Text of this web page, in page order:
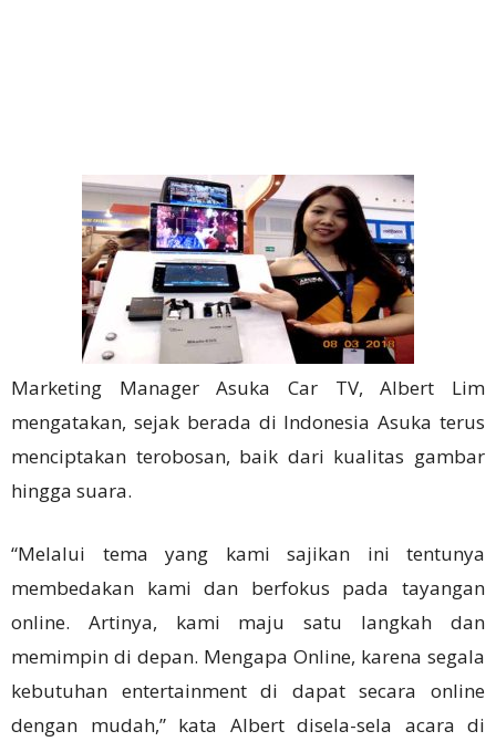
Marketing Manager Asuka Car TV, Albert Lim
mengatakan, sejak berada di Indonesia Asuka terus
menciptakan terobosan, baik dari kualitas gambar
hingga suara.
“Melalui tema yang kami sajikan ini tentunya
membedakan kami dan berfokus pada tayangan
online. Artinya, kami maju satu langkah dan
memimpin di depan. Mengapa Online, karena segala
kebutuhan entertainment di dapat secara online
dengan mudah,” kata Albert disela-sela acara di